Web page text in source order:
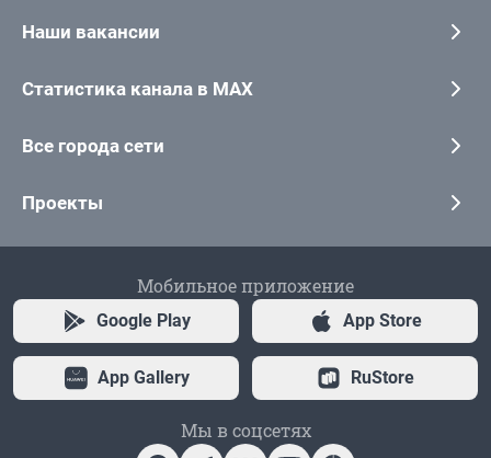
Наши вакансии
Статистика канала в MAX
Все города сети
Проекты
Мобильное приложение
Google Play App Store
App Gallery RuStore
Мы в соцсетях